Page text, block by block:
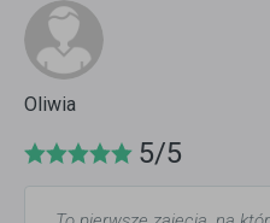
Oliwia
5/5